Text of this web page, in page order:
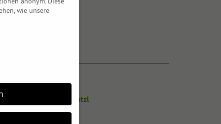
Kategorien:
Lieblingsplatzl
wie unsere